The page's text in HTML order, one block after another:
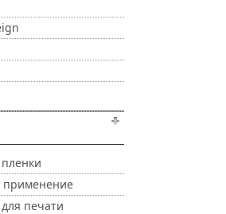
применение
печати